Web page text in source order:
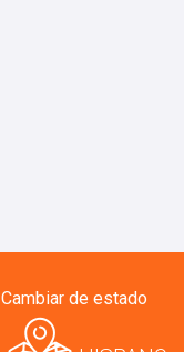
Cambiar de estado